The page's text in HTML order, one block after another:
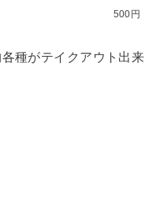
500円
種がテイクアウト出来